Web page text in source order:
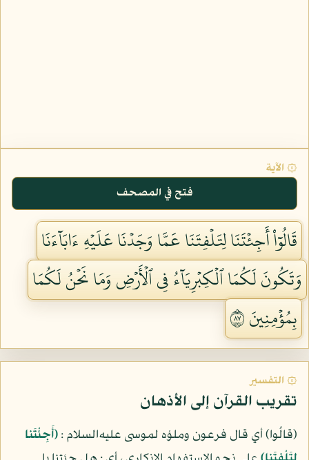
۞ الآية
فتح في المصحف
قَالُوٓاْ أَجِئۡتَنَا لِتَلۡفِتَنَا عَمَّا وَجَدۡنَا عَلَيۡهِ ءَابَآءَنَا
وَتَكُونَ لَكُمَا ٱلۡكِبۡرِيَآءُ فِي ٱلۡأَرۡضِ وَمَا نَحۡنُ لَكُمَا
بِمُؤۡمِنِينَ ٧٨
۞ التفسير
تقريب القرآن إلى الأذهان
(قالُوا) أي قال فرعون وملؤه لموسى عليه‌السلام :(أَجِئْتَنا